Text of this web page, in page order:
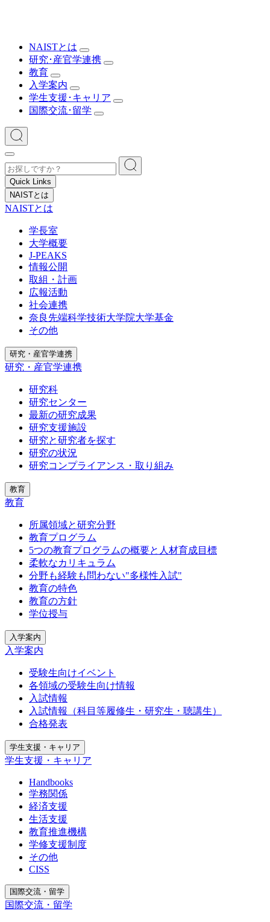
NAISTとは
研究･産官学連携
教育
入学案内
学生支援･キャリア
国際交流･留学
Quick Links
NAISTとは
NAISTとは
学長室
大学概要
J-PEAKS
情報公開
取組・計画
広報活動
社会連携
奈良先端科学技術大学院大学基金
その他
研究・産官学連携
研究・産官学連携
研究科
研究センター
最新の研究成果
研究支援施設
研究と研究者を探す
研究の状況
研究コンプライアンス・取り組み
教育
教育
所属領域と研究分野
教育プログラム
5つの教育プログラムの概要と人材育成目標
柔軟なカリキュラム
分野も経験も問わない"多様性入試"
教育の特色
教育の方針
学位授与
入学案内
入学案内
受験生向けイベント
各領域の受験生向け情報
入試情報
入試情報（科目等履修生・研究生・聴講生）
合格発表
学生支援・キャリア
学生支援・キャリア
Handbooks
学務関係
経済支援
生活支援
教育推進機構
学修支援制度
その他
CISS
国際交流・留学
国際交流・留学